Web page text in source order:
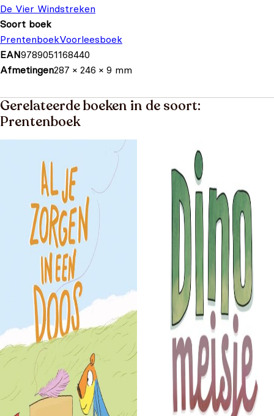
De Vier Windstreken
Soort boek
PrentenboekVoorleesboek
EAN9789051168440
Afmetingen287 × 246 × 9 mm
Gerelateerde boeken in de soort:
Prentenboek